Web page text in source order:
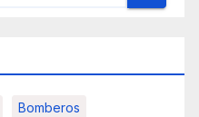
Bomberos